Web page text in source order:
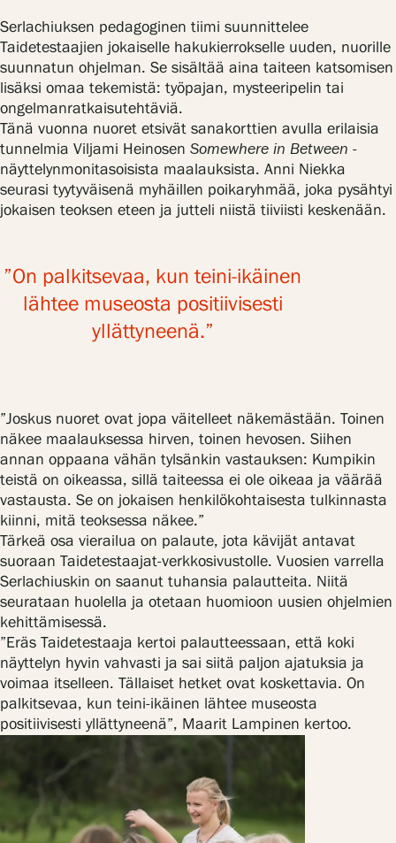
Serlachiuksen pedagoginen tiimi suunnittelee
Taidetestaajien jokaiselle hakukierrokselle uuden, nuorille
suunnatun ohjelman. Se sisältää aina taiteen katsomisen
lisäksi omaa tekemistä: työpajan, mysteeripelin tai
ongelmanratkaisutehtäviä.
Tänä vuonna nuoret etsivät sanakorttien avulla erilaisia
tunnelmia Viljami Heinosen Somewhere in Between -
näyttelynmonitasoisista maalauksista. Anni Niekka
seurasi tyytyväisenä myhäillen poikaryhmää, joka pysähtyi
jokaisen teoksen eteen ja jutteli niistä tiiviisti keskenään.
”On palkitsevaa, kun teini-ikäinen
lähtee museosta positiivisesti
yllättyneenä.”
”Joskus nuoret ovat jopa väitelleet näkemästään. Toinen
näkee maalauksessa hirven, toinen hevosen. Siihen
annan oppaana vähän tylsänkin vastauksen: Kumpikin
teistä on oikeassa, sillä taiteessa ei ole oikeaa ja väärää
vastausta. Se on jokaisen henkilökohtaisesta tulkinnasta
kiinni, mitä teoksessa näkee.”
Tärkeä osa vierailua on palaute, jota kävijät antavat
suoraan Taidetestaajat-verkkosivustolle. Vuosien varrella
Serlachiuskin on saanut tuhansia palautteita. Niitä
seurataan huolella ja otetaan huomioon uusien ohjelmien
kehittämisessä.
”Eräs Taidetestaaja kertoi palautteessaan, että koki
näyttelyn hyvin vahvasti ja sai siitä paljon ajatuksia ja
voimaa itselleen. Tällaiset hetket ovat koskettavia. On
palkitsevaa, kun teini-ikäinen lähtee museosta
positiivisesti yllättyneenä”, Maarit Lampinen kertoo.